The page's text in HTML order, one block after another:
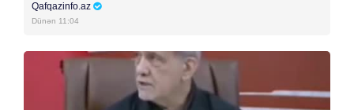
Qafqazinfo.az
Dünən 11:04